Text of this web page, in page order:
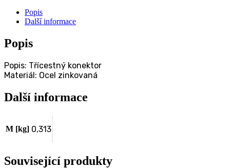
Popis
Další informace
Popis
Popis: Třícestný konektor
Materiál: Ocel zinkovaná
Další informace
M [kg] 0,313
Související produkty